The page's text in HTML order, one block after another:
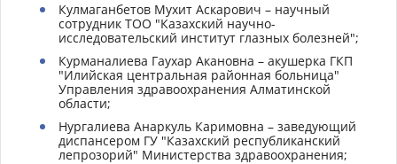
Кулмаганбетов Мухит Аскарович – научный
сотрудник ТОО "Казахский научно-
исследовательский институт глазных болезней";
Курманалиева Гаухар Акановна – акушерка ГКП
"Илийская центральная районная больница"
Управления здравоохранения Алматинской
области;
Нургалиева Анаркуль Каримовна – заведующий
диспансером ГУ "Казахский республиканский
лепрозорий" Министерства здравоохранения;